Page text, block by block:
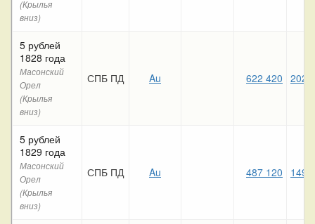
(Крылья
вниз)
5 рублей
1828 года
Масонский
Орел
(Крылья
вниз)
СПБ ПД Au 622 420 202
5 рублей
1829 года
Масонский
Орел
(Крылья
вниз)
СПБ ПД Au 487 120 149